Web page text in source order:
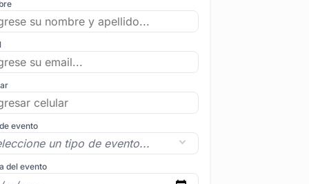
evento
del evento